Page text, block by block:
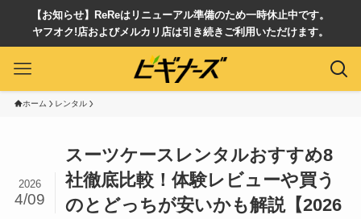
【お知らせ】ReReはリニューアル準備のため一時休止中です。
ヤフオク!店およびメルカリ店は引き続きご利用いただけます。
ホーム レンタル
スーツケースレンタルおすすめ8
社徹底比較！体験レビューや買う
のとどっちが安いかも解説【2026
2026
4/09